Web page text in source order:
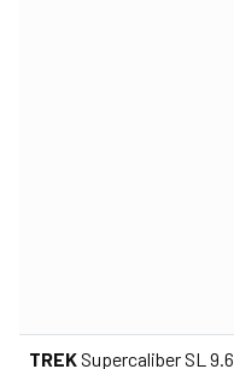
TREKSupercaliber SL 9.6